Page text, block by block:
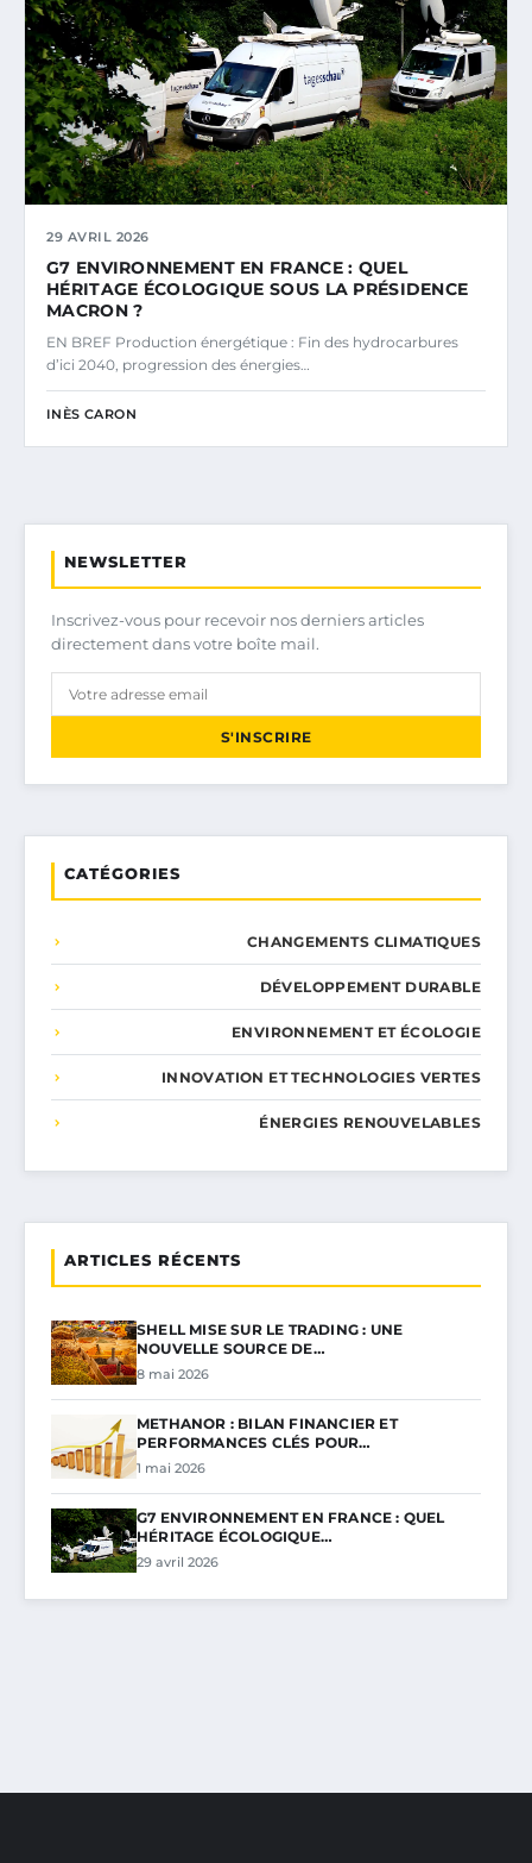
29 AVRIL 2026
G7 ENVIRONNEMENT EN FRANCE : QUEL
HÉRITAGE ÉCOLOGIQUE SOUS LA PRÉSIDENCE
MACRON ?
EN BREF Production énergétique : Fin des hydrocarbures
d’ici 2040, progression des énergies…
INÈS CARON
NEWSLETTER
Inscrivez-vous pour recevoir nos derniers articles
directement dans votre boîte mail.
S'INSCRIRE
CATÉGORIES
CHANGEMENTS CLIMATIQUES
DÉVELOPPEMENT DURABLE
ENVIRONNEMENT ET ÉCOLOGIE
INNOVATION ET TECHNOLOGIES VERTES
ÉNERGIES RENOUVELABLES
ARTICLES RÉCENTS
SHELL MISE SUR LE TRADING : UNE
NOUVELLE SOURCE DE…
8 mai 2026
METHANOR : BILAN FINANCIER ET
PERFORMANCES CLÉS POUR…
1 mai 2026
G7 ENVIRONNEMENT EN FRANCE : QUEL
HÉRITAGE ÉCOLOGIQUE…
29 avril 2026